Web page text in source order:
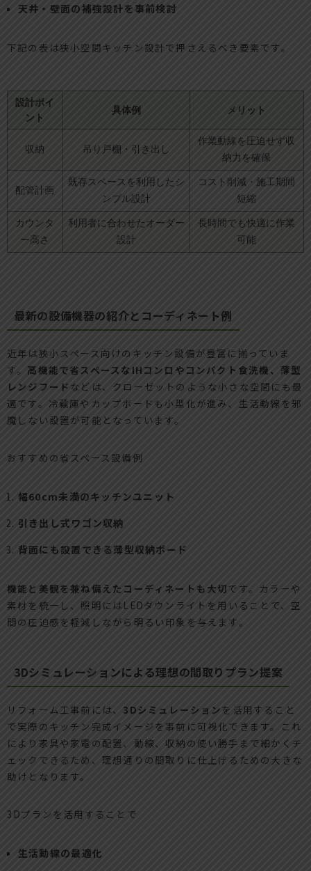
天井・壁面の補強設計を事前検討
下記の表は狭小空間キッチン設計で押さえるべき要素です。
設計ポイ
ント
具体例 メリット
収納 吊り戸棚・引き出し
作業動線を圧迫せず収
納力を確保
配管計画
既存スペースを利用したシ
ンプル設計
コスト削減・施工期間
短縮
カウンタ
ー高さ
利用者に合わせたオーダー
設計
長時間でも快適に作業
可能
最新の設備機器の紹介とコーディネート例
近年は狭小スペース向けのキッチン設備が豊富に揃っていま
す。 高機能で省スペースなIHコンロやコンパクト食洗機、薄型
レンジフード などは、クローゼットのような小さな空間にも最
適です。冷蔵庫やカップボードも小型化が進み、生活動線を邪
魔しない設置が可能となっています。
おすすめの省スペース設備例
幅60cm未満のキッチンユニット
引き出し式ワゴン収納
背面にも設置できる薄型収納ボード
機能と美観を兼ね備えたコーディネートも大切です。カラーや
素材を統一し、照明にはLEDダウンライトを用いることで、空
間の圧迫感を軽減しながら明るい印象を与えます。
3Dシミュレーションによる理想の間取りプラン提案
リフォーム工事前には、 3Dシミュレーションを活用すること
で実際のキッチン完成イメージを事前に可視化できます。これ
により家具や家電の配置、動線、収納の使い勝手まで細かくチ
ェックできるため、理想通りの間取りに仕上げるための大きな
助けとなります。
3Dプランを活用することで
生活動線の最適化